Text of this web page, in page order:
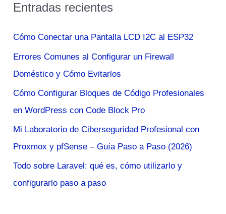
c
p
o
r
:
Entradas recientes
Cómo Conectar una Pantalla LCD I2C al ESP32
Errores Comunes al Configurar un Firewall
Doméstico y Cómo Evitarlos
Cómo Configurar Bloques de Código Profesionales
en WordPress con Code Block Pro
Mi Laboratorio de Ciberseguridad Profesional con
Proxmox y pfSense – Guía Paso a Paso (2026)
Todo sobre Laravel: qué es, cómo utilizarlo y
configurarlo paso a paso